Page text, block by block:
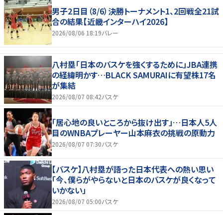
男子2日目（8/6）決勝トーナメント1、2回戦全21試
合の結果【近畿インターハイ2026】
2026/08/06 18:19バレー
八村塁「日本のバスケを強くするために」JBA連携
の経緯明かす…BLACK SAMURAIに有望株17名
が集結
2026/08/07 08:42バスケ
「居心地の良いところから抜け出す」…日本人5人
目のWNBAプレーヤー山本麻衣の挑戦の原動力
2026/08/07 07:30バスケ
【バスケ】八村塁が語った日本代表への熱い思い
「今、僕らがやらないと日本のバスケが良くなって
いかない」
2026/08/07 05:00バスケ